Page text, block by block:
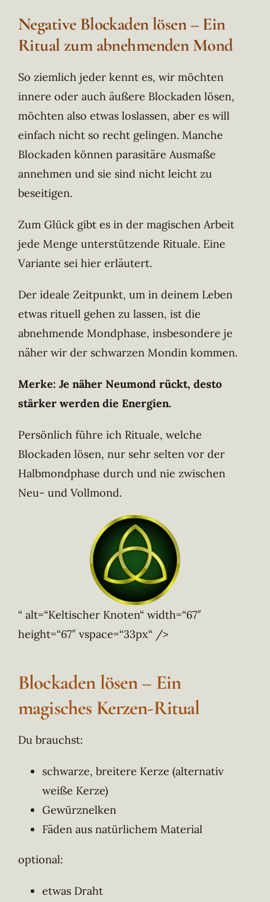
Negative Blockaden lösen – Ein
Ritual zum abnehmenden Mond
So ziemlich jeder kennt es, wir möchten
innere oder auch äußere Blockaden lösen,
möchten also etwas loslassen, aber es will
einfach nicht so recht gelingen. Manche
Blockaden können parasitäre Ausmaße
annehmen und sie sind nicht leicht zu
beseitigen.
Zum Glück gibt es in der magischen Arbeit
jede Menge unterstützende Rituale. Eine
Variante sei hier erläutert.
Der ideale Zeitpunkt, um in deinem Leben
etwas rituell gehen zu lassen, ist die
abnehmende Mondphase, insbesondere je
näher wir der schwarzen Mondin kommen.
Merke: Je näher Neumond rückt, desto
stärker werden die Energien.
Persönlich führe ich Rituale, welche
Blockaden lösen, nur sehr selten vor der
Halbmondphase durch und nie zwischen
Neu- und Vollmond.
“ alt=“Keltischer Knoten“ width=“67″
height=“67″ vspace=“33px“ />
Blockaden lösen – Ein
magisches Kerzen-Ritual
Du brauchst:
schwarze, breitere Kerze (alternativ
weiße Kerze)
Gewürznelken
Fäden aus natürlichem Material
optional:
etwas Draht